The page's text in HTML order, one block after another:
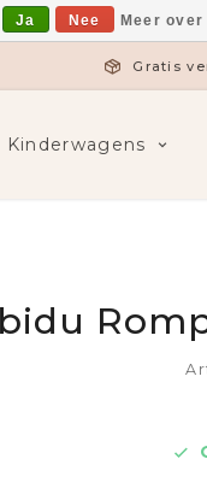
Gratis
Kinderwagens
Ja Nee Meer